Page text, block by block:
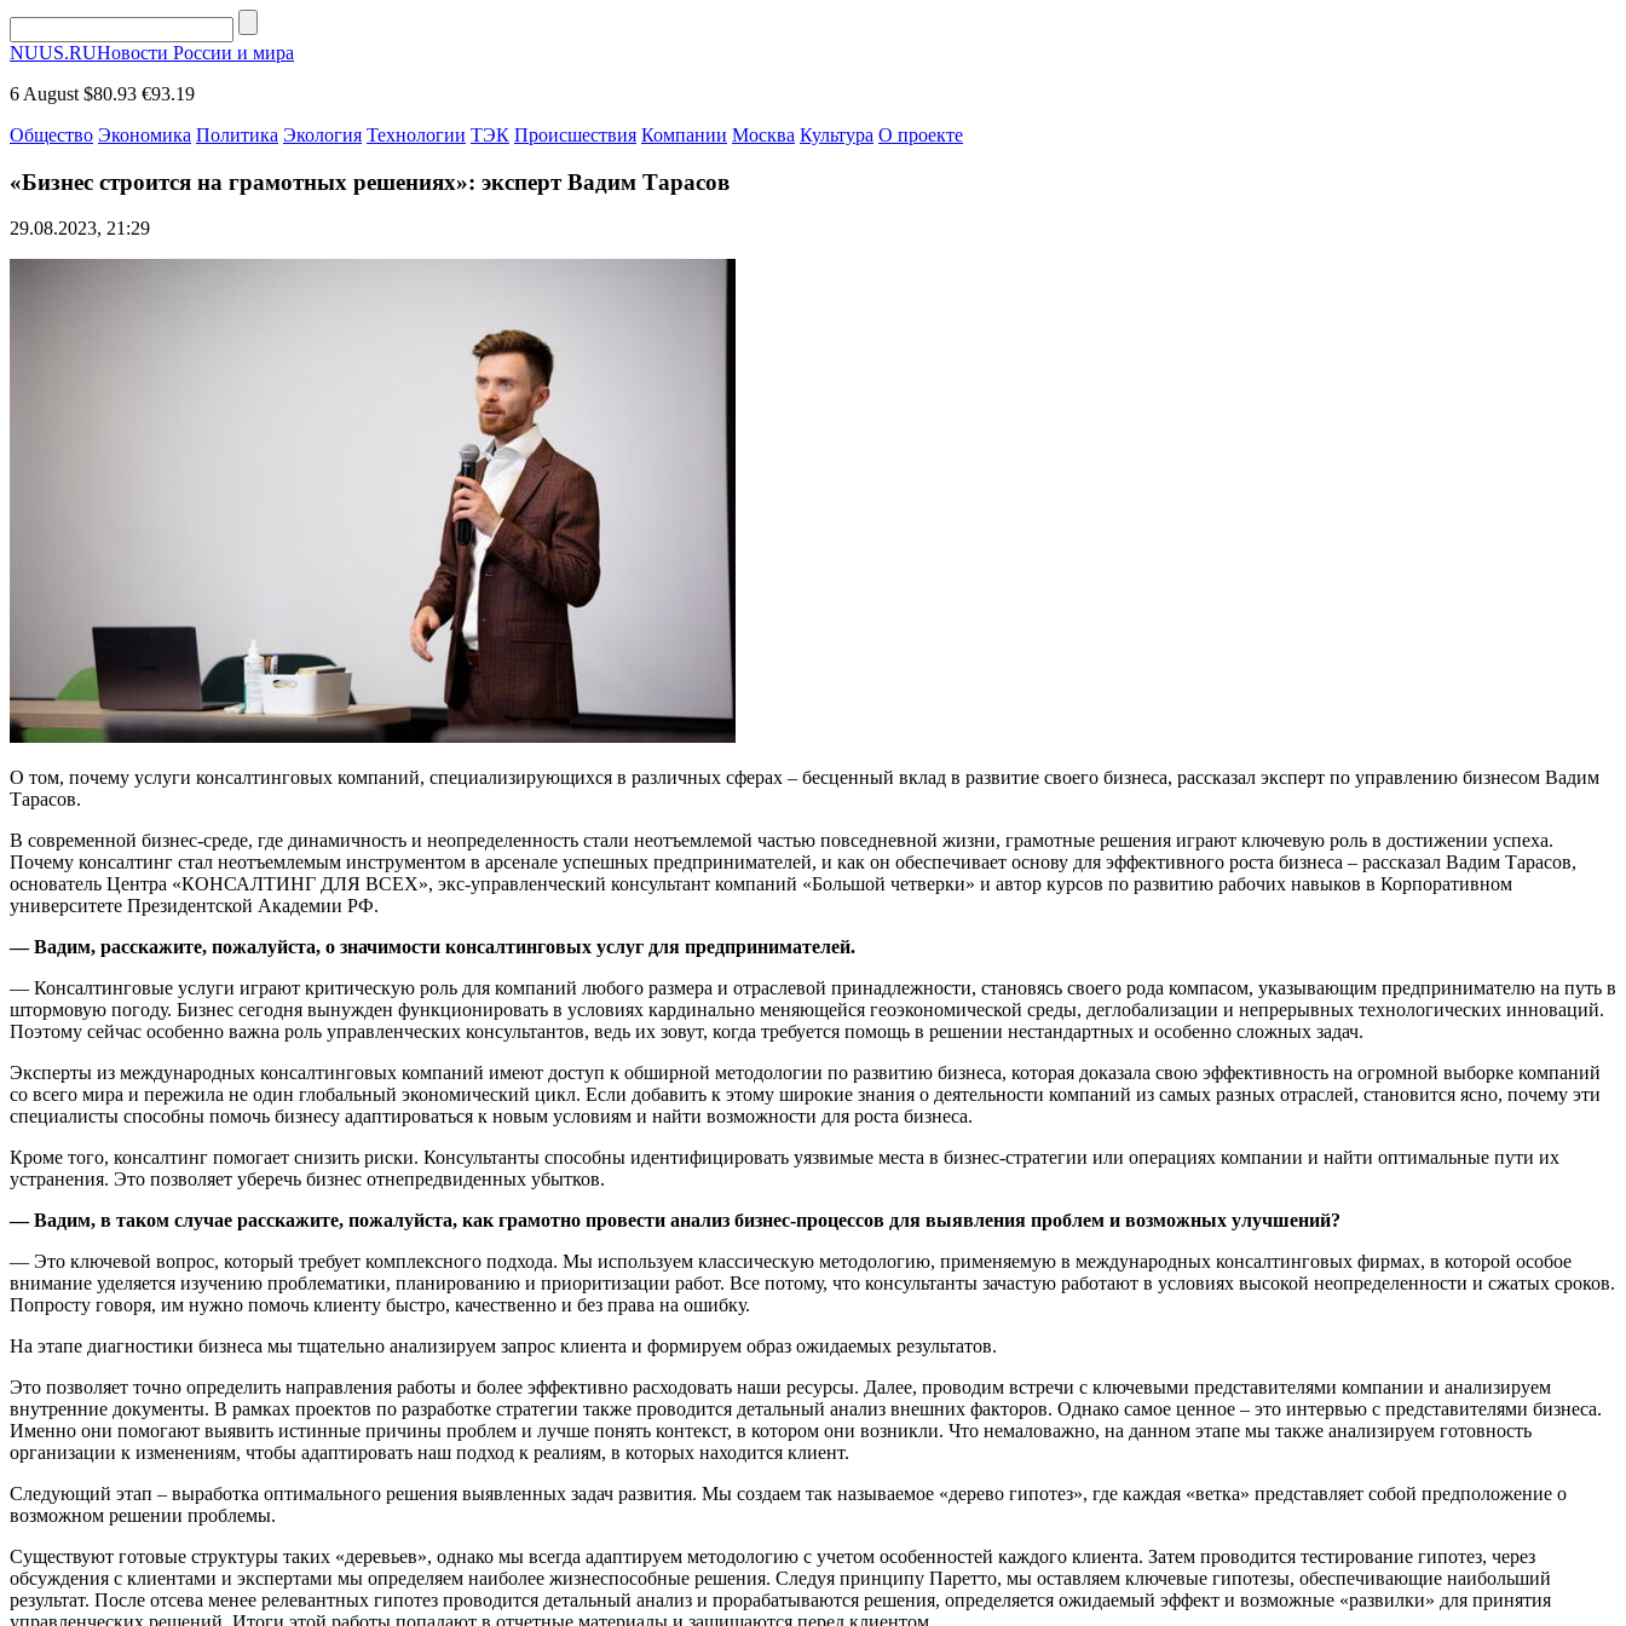
NUUS.RUНовости России и мира
6 August $80.93 €93.19
Общество Экономика Политика Экология Технологии ТЭК Происшествия Компании Москва Культура О проекте
«Бизнес строится на грамотных решениях»: эксперт Вадим Тарасов
29.08.2023, 21:29
О том, почему услуги консалтинговых компаний, специализирующихся в различных сферах – бесценный вклад в развитие своего бизнеса, рассказал эксперт по управлению бизнесом Вадим
Тарасов.
В современной бизнес-среде, где динамичность и неопределенность стали неотъемлемой частью повседневной жизни, грамотные решения играют ключевую роль в достижении успеха.
Почему консалтинг стал неотъемлемым инструментом в арсенале успешных предпринимателей, и как он обеспечивает основу для эффективного роста бизнеса – рассказал Вадим Тарасов,
основатель Центра «КОНСАЛТИНГ ДЛЯ ВСЕХ», экс-управленческий консультант компаний «Большой четверки» и автор курсов по развитию рабочих навыков в Корпоративном
университете Президентской Академии РФ.
— Вадим, расскажите, пожалуйста, о значимости консалтинговых услуг для предпринимателей.
— Консалтинговые услуги играют критическую роль для компаний любого размера и отраслевой принадлежности, становясь своего рода компасом, указывающим предпринимателю на путь в
штормовую погоду. Бизнес сегодня вынужден функционировать в условиях кардинально меняющейся геоэкономической среды, деглобализации и непрерывных технологических инноваций.
Поэтому сейчас особенно важна роль управленческих консультантов, ведь их зовут, когда требуется помощь в решении нестандартных и особенно сложных задач.
Эксперты из международных консалтинговых компаний имеют доступ к обширной методологии по развитию бизнеса, которая доказала свою эффективность на огромной выборке компаний
со всего мира и пережила не один глобальный экономический цикл. Если добавить к этому широкие знания о деятельности компаний из самых разных отраслей, становится ясно, почему эти
специалисты способны помочь бизнесу адаптироваться к новым условиям и найти возможности для роста бизнеса.
Кроме того, консалтинг помогает снизить риски. Консультанты способны идентифицировать уязвимые места в бизнес-стратегии или операциях компании и найти оптимальные пути их
устранения. Это позволяет уберечь бизнес отнепредвиденных убытков.
— Вадим, в таком случае расскажите, пожалуйста, как грамотно провести анализ бизнес-процессов для выявления проблем и возможных улучшений?
— Это ключевой вопрос, который требует комплексного подхода. Мы используем классическую методологию, применяемую в международных консалтинговых фирмах, в которой особое
внимание уделяется изучению проблематики, планированию и приоритизации работ. Все потому, что консультанты зачастую работают в условиях высокой неопределенности и сжатых сроков.
Попросту говоря, им нужно помочь клиенту быстро, качественно и без права на ошибку.
На этапе диагностики бизнеса мы тщательно анализируем запрос клиента и формируем образ ожидаемых результатов.
Это позволяет точно определить направления работы и более эффективно расходовать наши ресурсы. Далее, проводим встречи с ключевыми представителями компании и анализируем
внутренние документы. В рамках проектов по разработке стратегии также проводится детальный анализ внешних факторов. Однако самое ценное – это интервью с представителями бизнеса.
Именно они помогают выявить истинные причины проблем и лучше понять контекст, в котором они возникли. Что немаловажно, на данном этапе мы также анализируем готовность
организации к изменениям, чтобы адаптировать наш подход к реалиям, в которых находится клиент.
Следующий этап – выработка оптимального решения выявленных задач развития. Мы создаем так называемое «дерево гипотез», где каждая «ветка» представляет собой предположение о
возможном решении проблемы.
Существуют готовые структуры таких «деревьев», однако мы всегда адаптируем методологию с учетом особенностей каждого клиента. Затем проводится тестирование гипотез, через
обсуждения с клиентами и экспертами мы определяем наиболее жизнеспособные решения. Следуя принципу Паретто, мы оставляем ключевые гипотезы, обеспечивающие наибольший
результат. После отсева менее релевантных гипотез проводится детальный анализ и прорабатываются решения, определяется ожидаемый эффект и возможные «развилки» для принятия